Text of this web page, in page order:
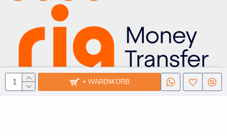
+ WARENKORB